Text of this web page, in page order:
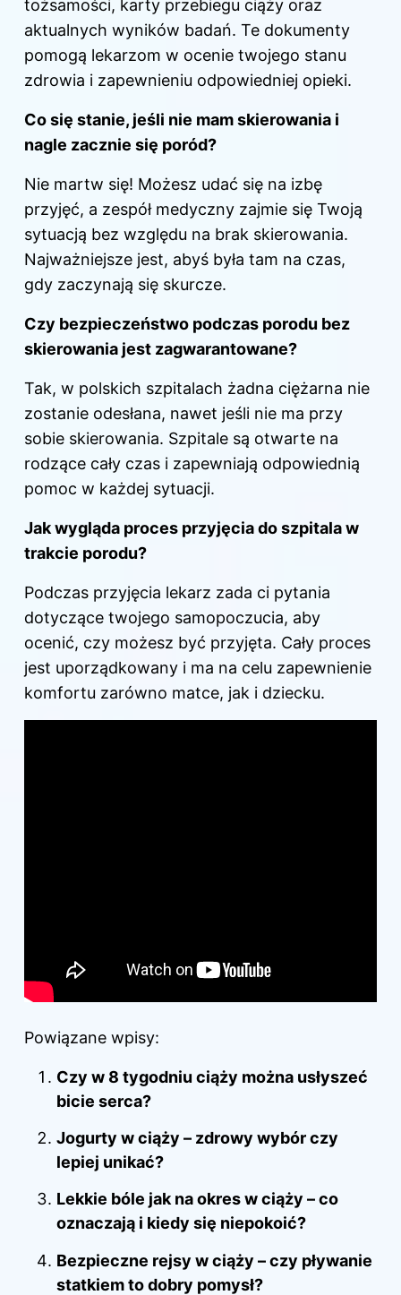
tożsamości, karty przebiegu ciąży oraz
aktualnych wyników badań. Te dokumenty
pomogą lekarzom w ocenie twojego stanu
zdrowia i zapewnieniu odpowiedniej opieki.
Co się stanie, jeśli nie mam skierowania i
nagle zacznie się poród?
Nie martw się! Możesz udać się na izbę
przyjęć, a zespół medyczny zajmie się Twoją
sytuacją bez względu na brak skierowania.
Najważniejsze jest, abyś była tam na czas,
gdy zaczynają się skurcze.
Czy bezpieczeństwo podczas porodu bez
skierowania jest zagwarantowane?
Tak, w polskich szpitalach żadna ciężarna nie
zostanie odesłana, nawet jeśli nie ma przy
sobie skierowania. Szpitale są otwarte na
rodzące cały czas i zapewniają odpowiednią
pomoc w każdej sytuacji.
Jak wygląda proces przyjęcia do szpitala w
trakcie porodu?
Podczas przyjęcia lekarz zada ci pytania
dotyczące twojego samopoczucia, aby
ocenić, czy możesz być przyjęta. Cały proces
jest uporządkowany i ma na celu zapewnienie
komfortu zarówno matce, jak i dziecku.
Powiązane wpisy:
Czy w 8 tygodniu ciąży można usłyszeć
bicie serca?
Jogurty w ciąży – zdrowy wybór czy
lepiej unikać?
Lekkie bóle jak na okres w ciąży – co
oznaczają i kiedy się niepokoić?
Bezpieczne rejsy w ciąży – czy pływanie
statkiem to dobry pomysł?